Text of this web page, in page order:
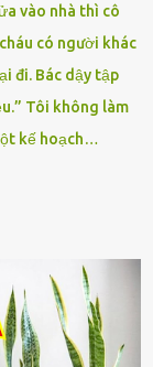
vào nhà thì cô
có người khác
đi. Bác dậy tập
Tôi không làm
kế hoạch…